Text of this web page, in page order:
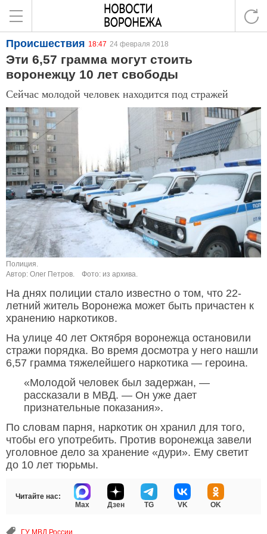
Происшествия 18:47 24 февраля 2018
Эти 6,57 грамма могут стоить
воронежцу 10 лет свободы
Сейчас молодой человек находится под стражей
Полиция.
Автор: Олег Петров.
Фото: из архива.
На днях полиции стало известно о том, что 22-
летний житель Воронежа может быть причастен к
хранению наркотиков.
На улице 40 лет Октября воронежца остановили
стражи порядка. Во время досмотра у него нашли
6,57 грамма тяжелейшего наркотика — героина.
«Молодой человек был задержан, —
рассказали в МВД. — Он уже дает
признательные показания».
По словам парня, наркотик он хранил для того,
чтобы его употребить. Против воронежца завели
уголовное дело за хранение «дури». Ему светит
до 10 лет тюрьмы.
Читайте нас:
Max
Дзен TG VK OK